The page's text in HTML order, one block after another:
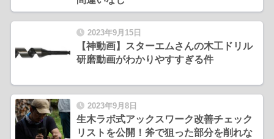
2023年9月15日
【神動画】スターエムさんの木工ドリル
研磨動画がわかりやすすぎる件
2023年9月8日
生木ラボ式アックスワーク改善チェック
リストを公開！斧で狙った部分を削れな